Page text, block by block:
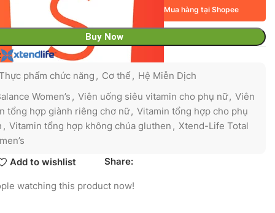
Mua hàng tại Shopee
Buy Now
phẩm chức năng , Cơ thể, Hệ Miễn Dịch
Women’s , Viên uống siêu vitamin cho phụ nữ, Viên
tổng hợp giành riêng chơ nữ, Vitamin tổng hợp cho phụ
, Vitamin tổng hợp không chúa gluthen , Xtend-Life Total
Add to wishlist
Share:
watching this product now!